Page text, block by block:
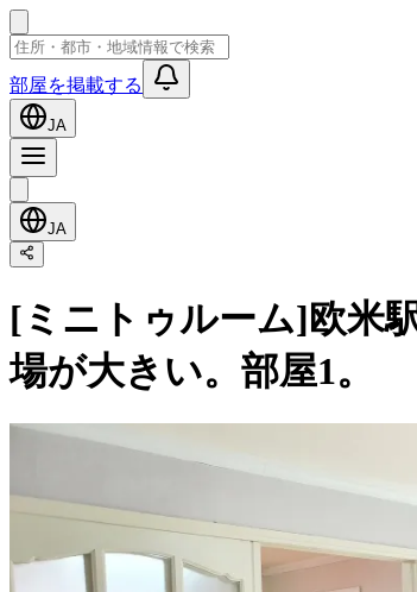
部屋を掲載する
JA
JA
[ミニトゥルーム]欧米
場が大きい。部屋1。